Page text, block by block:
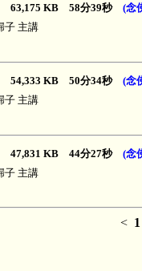
63,175 KB 58分39秒 (念
子 主講
54,333 KB 50分34秒 (念
子 主講
47,831 KB 44分27秒 (念
子 主講
< 1